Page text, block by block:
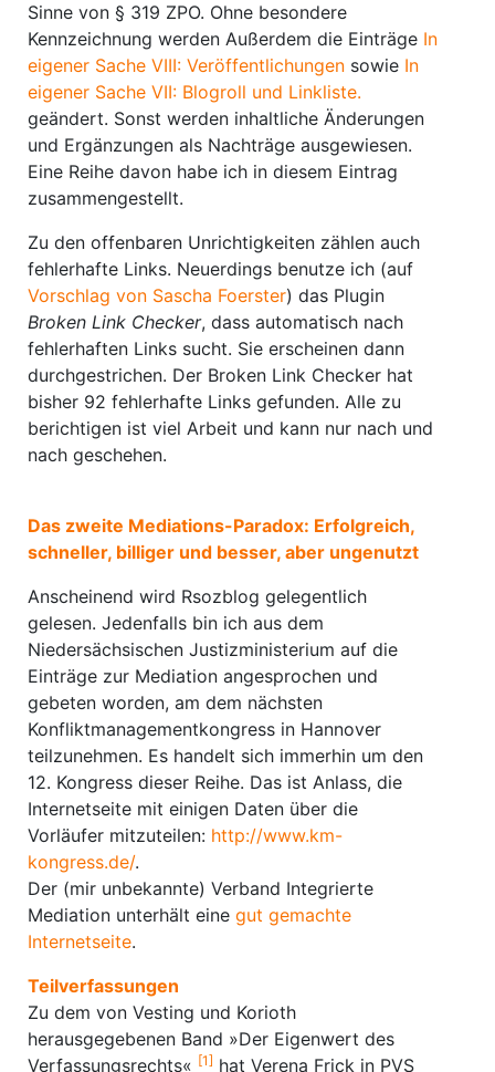
Sinne von § 319 ZPO. Ohne besondere
Kennzeichnung werden Außerdem die Einträge In
eigener Sache VIII: Veröffentlichungen sowie In
eigener Sache VII: Blogroll und Linkliste.
geändert. Sonst werden inhaltliche Änderungen
und Ergänzungen als Nachträge ausgewiesen.
Eine Reihe davon habe ich in diesem Eintrag
zusammengestellt.
Zu den offenbaren Unrichtigkeiten zählen auch
fehlerhafte Links. Neuerdings benutze ich (auf
Vorschlag von Sascha Foerster) das Plugin
Broken Link Checker, dass automatisch nach
fehlerhaften Links sucht. Sie erscheinen dann
durchgestrichen. Der Broken Link Checker hat
bisher 92 fehlerhafte Links gefunden. Alle zu
berichtigen ist viel Arbeit und kann nur nach und
nach geschehen.
Das zweite Mediations-Paradox: Erfolgreich,
schneller, billiger und besser, aber ungenutzt
Anscheinend wird Rsozblog gelegentlich
gelesen. Jedenfalls bin ich aus dem
Niedersächsischen Justizministerium auf die
Einträge zur Mediation angesprochen und
gebeten worden, am dem nächsten
Konfliktmanagementkongress in Hannover
teilzunehmen. Es handelt sich immerhin um den
12. Kongress dieser Reihe. Das ist Anlass, die
Internetseite mit einigen Daten über die
Vorläufer mitzuteilen: http://www.km-
kongress.de/.
Der (mir unbekannte) Verband Integrierte
Mediation unterhält eine gut gemachte
Internetseite.
Teilverfassungen
Zu dem von Vesting und Korioth
herausgegebenen Band »Der Eigenwert des
Verfassungsrechts« [1] hat Verena Frick in PVS